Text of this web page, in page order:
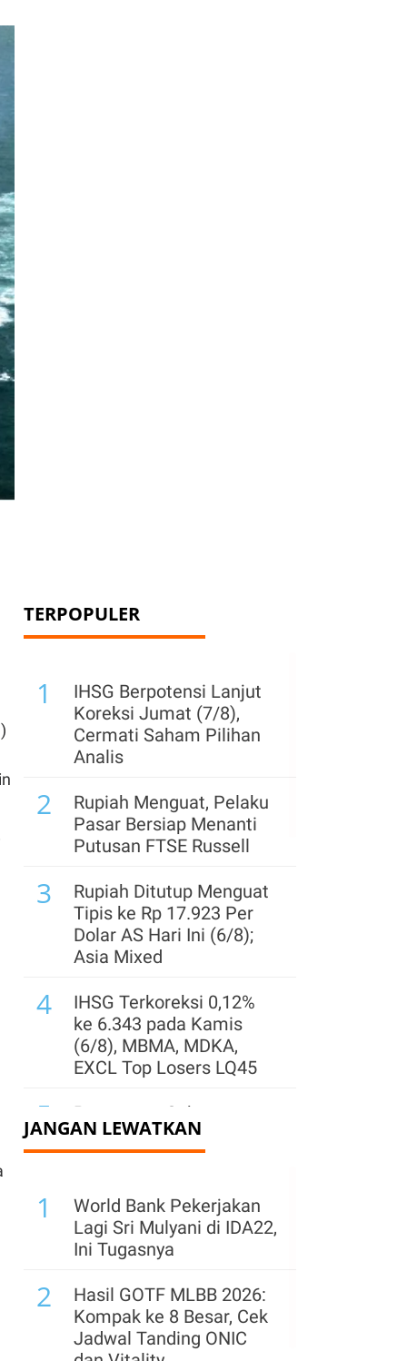
)
TERPOPULER
1
IHSG Berpotensi Lanjut
Koreksi Jumat (7/8),
Cermati Saham Pilihan
Analis
2
Rupiah Menguat, Pelaku
Pasar Bersiap Menanti
Putusan FTSE Russell
3
Rupiah Ditutup Menguat
Tipis ke Rp 17.923 Per
Dolar AS Hari Ini (6/8);
Asia Mixed
4
IHSG Terkoreksi 0,12%
ke 6.343 pada Kamis
(6/8), MBMA, MDKA,
EXCL Top Losers LQ45
5
Pemegang Saham
Sentul City (BKSL) Jual
1,32 Miliar Saham Saat
6
Simak Rekomendasi
Teknikal Saham ENRG,
AADI, dan AMRT untuk
Jumat (7/8)
Kinerja Surya Semesta
Internusa (SSIA) Pulih
JANGAN LEWATKAN
1
World Bank Pekerjakan
Lagi Sri Mulyani di IDA22,
Ini Tugasnya
2
Hasil GOTF MLBB 2026:
Kompak ke 8 Besar, Cek
Jadwal Tanding ONIC